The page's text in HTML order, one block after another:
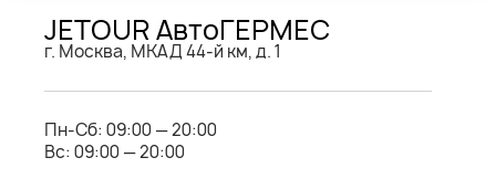
JETOUR АвтоГЕРМЕС
г. Москва, МКАД 44-й км, д. 1
Пн-Cб: 09:00 — 20:00
Вс: 09:00 — 20:00